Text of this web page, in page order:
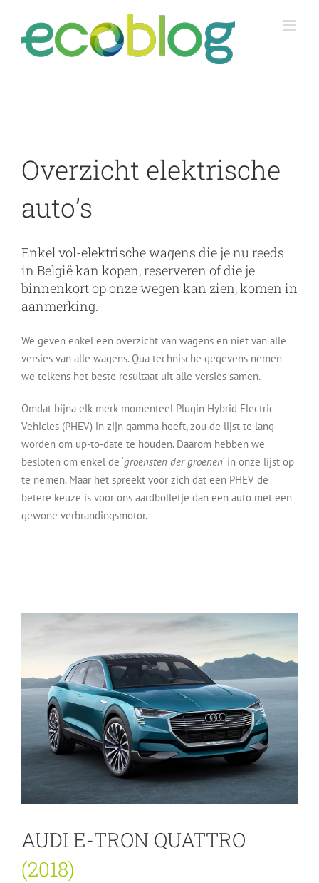
content
Overzicht elektrische
auto’s
Enkel vol-elektrische wagens die je nu reeds
in België kan kopen, reserveren of die je
binnenkort op onze wegen kan zien, komen in
aanmerking.
We geven enkel een overzicht van wagens en niet van alle
versies van alle wagens. Qua technische gegevens nemen
we telkens het beste resultaat uit alle versies samen.
Omdat bijna elk merk momenteel Plugin Hybrid Electric
Vehicles (PHEV) in zijn gamma heeft, zou de lijst te lang
worden om up-to-date te houden. Daarom hebben we
besloten om enkel de ‘groensten der groenen‘ in onze lijst op
te nemen. Maar het spreekt voor zich dat een PHEV de
betere keuze is voor ons aardbolletje dan een auto met een
gewone verbrandingsmotor.
AUDI E-TRON QUATTRO
(2018)